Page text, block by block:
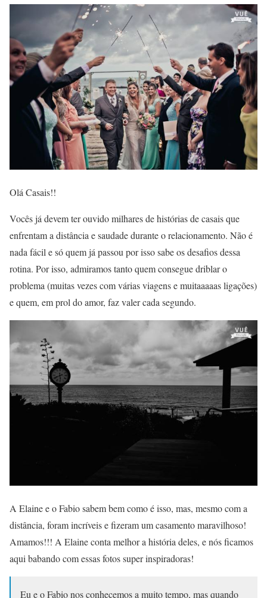
Olá Casais!!
Vocês já devem ter ouvido milhares de histórias de casais que
enfrentam a distância e saudade durante o relacionamento. Não é
nada fácil e só quem já passou por isso sabe os desafios dessa
rotina. Por isso, admiramos tanto quem consegue driblar o
problema (muitas vezes com várias viagens e muitaaaaas ligações)
e quem, em prol do amor, faz valer cada segundo.
A Elaine e o Fabio sabem bem como é isso, mas, mesmo com a
distância, foram incríveis e fizeram um casamento maravilhoso!
Amamos!!! A Elaine conta melhor a história deles, e nós ficamos
aqui babando com essas fotos super inspiradoras!
Eu e o Fabio nos conhecemos a muito tempo, mas quando